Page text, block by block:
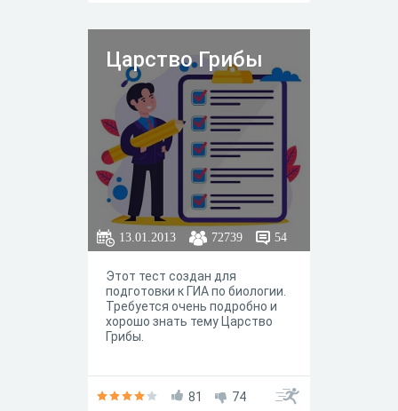
Царство Грибы
13.01.2013 72739 54
Этот тест создан для
подготовки к ГИА по биологии.
Требуется очень подробно и
хорошо знать тему Царство
Грибы.
81 74